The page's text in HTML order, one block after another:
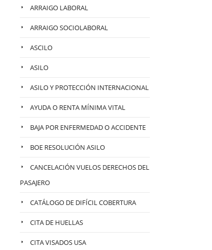
ARRAIGO LABORAL
ARRAIGO SOCIOLABORAL
ASCILO
ASILO
ASILO Y PROTECCIÓN INTERNACIONAL
AYUDA O RENTA MÍNIMA VITAL
BAJA POR ENFERMEDAD O ACCIDENTE
BOE RESOLUCIÓN ASILO
CANCELACIÓN VUELOS DERECHOS DEL
PASAJERO
CATÁLOGO DE DIFÍCIL COBERTURA
CITA DE HUELLAS
CITA VISADOS USA